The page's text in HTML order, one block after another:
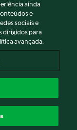
ainda
e
sociais e
dirigidos para
avançada.